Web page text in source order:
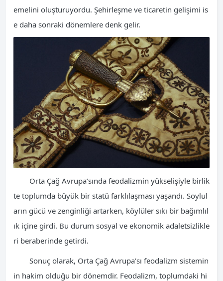
emelini oluşturuyordu. Şehirleşme ve ticaretin gelişimi is
e daha sonraki dönemlere denk gelir.
Orta Çağ Avrupa’sında feodalizmin yükselişiyle birlik
te toplumda büyük bir statü farklılaşması yaşandı. Soylul
arın gücü ve zenginliği artarken, köylüler sıkı bir bağımlıl
ık içine girdi. Bu durum sosyal ve ekonomik adaletsizlikle
ri beraberinde getirdi.
Sonuç olarak, Orta Çağ Avrupa’sı feodalizm sistemin
in hakim olduğu bir dönemdir. Feodalizm, toplumdaki hi